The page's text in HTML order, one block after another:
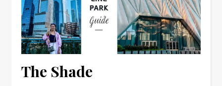
The Shade